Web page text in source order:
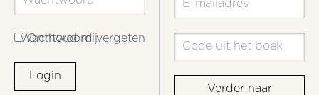
Wachtwoord vergeten
Onthoud mij
Login
Verder naar